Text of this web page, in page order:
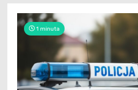
1 minuta